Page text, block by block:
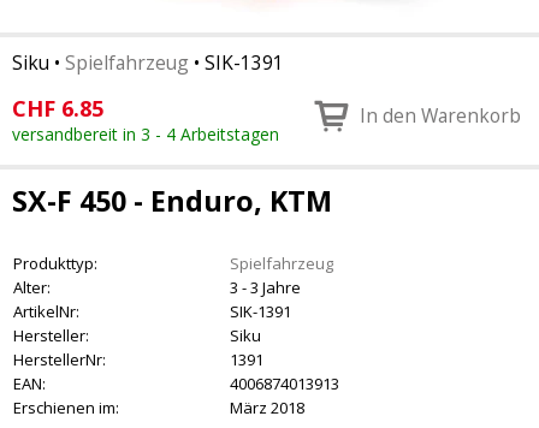
Siku • Spielfahrzeug • SIK-1391
CHF 6.85
versandbereit in 3 - 4 Arbeitstagen
In den Warenkorb
SX-F 450 - Enduro, KTM
Produkttyp:
Spielfahrzeug
Alter:
3 - 3 Jahre
ArtikelNr:
SIK-1391
Hersteller:
Siku
HerstellerNr:
1391
EAN:
4006874013913
Erschienen im:
März 2018